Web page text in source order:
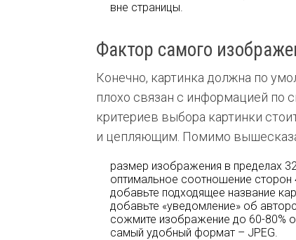
вне страницы.
Фактор самого
Конечно, картинка должна по
плохо связан с информацией по
критериев выбора картинки
и цепляющим. Помимо
размер изображения в пределах
оптимальное соотношение сторон
добавьте подходящее название
добавьте «уведомление» об
сожмите изображение до 60-80%
самый удобный формат – JPEG.